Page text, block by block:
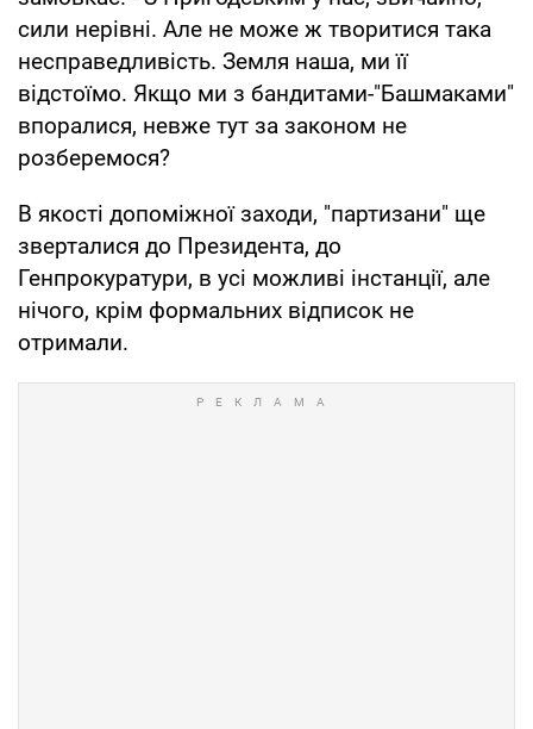
сили нерівні. Але не може ж творитися така
несправедливість. Земля наша, ми її
відстоїмо. Якщо ми з бандитами-"Башмаками"
впоралися, невже тут за законом не
розберемося?
В якості допоміжної заходи, "партизани" ще
зверталися до Президента, до
Генпрокуратури, в усі можливі інстанції, але
нічого, крім формальних відписок не
отримали.